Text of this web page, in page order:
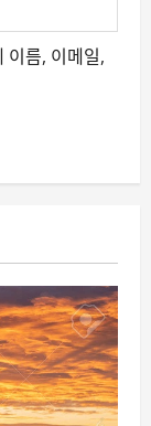
이름, 이메일,